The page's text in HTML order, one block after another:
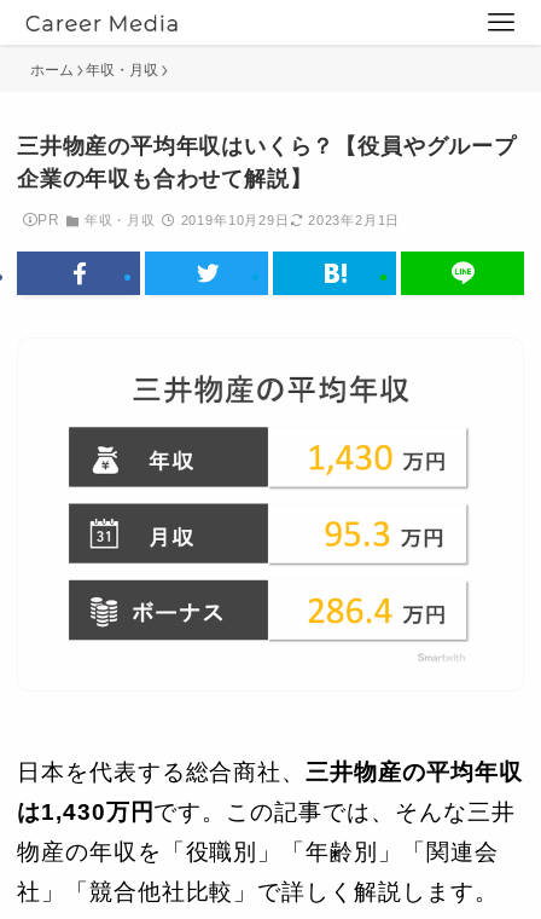
ホーム 年収・月収
三井物産の平均年収はいくら？【役員やグループ
企業の年収も合わせて解説】
PR 年収・月収 2019年10月29日 2023年2月1日
日本を代表する総合商社、三井物産の平均年収
は1,430万円です。この記事では、そんな三井
物産の年収を「役職別」「年齢別」「関連会
社」「競合他社比較」で詳しく解説します。